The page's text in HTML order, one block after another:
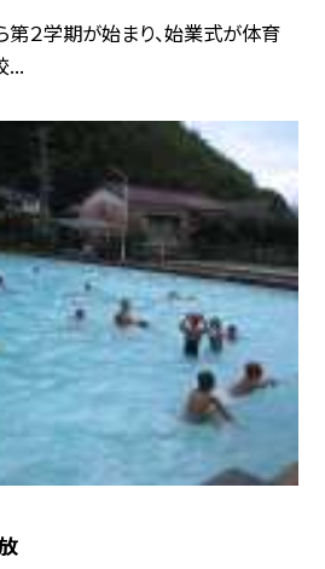
第２学期が始まり、始業式が体育
...